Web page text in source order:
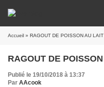
Accueil » RAGOUT DE POISSON AU
RAGOUT DE
Publié le 19/10/2018 à 13:37
Par AAcook